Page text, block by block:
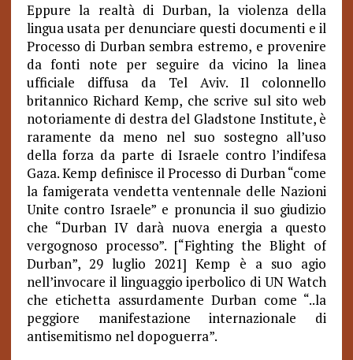
Eppure la realtà di Durban, la violenza della
lingua usata per denunciare questi documenti e il
Processo di Durban sembra estremo, e provenire
da fonti note per seguire da vicino la linea
ufficiale diffusa da Tel Aviv. Il colonnello
britannico Richard Kemp, che scrive sul sito web
notoriamente di destra del Gladstone Institute, è
raramente da meno nel suo sostegno all’uso
della forza da parte di Israele contro l’indifesa
Gaza. Kemp definisce il Processo di Durban “come
la famigerata vendetta ventennale delle Nazioni
Unite contro Israele” e pronuncia il suo giudizio
che “Durban IV darà nuova energia a questo
vergognoso processo”. [“Fighting the Blight of
Durban”, 29 luglio 2021] Kemp è a suo agio
nell’invocare il linguaggio iperbolico di UN Watch
che etichetta assurdamente Durban come “..la
peggiore manifestazione internazionale di
antisemitismo nel dopoguerra”.